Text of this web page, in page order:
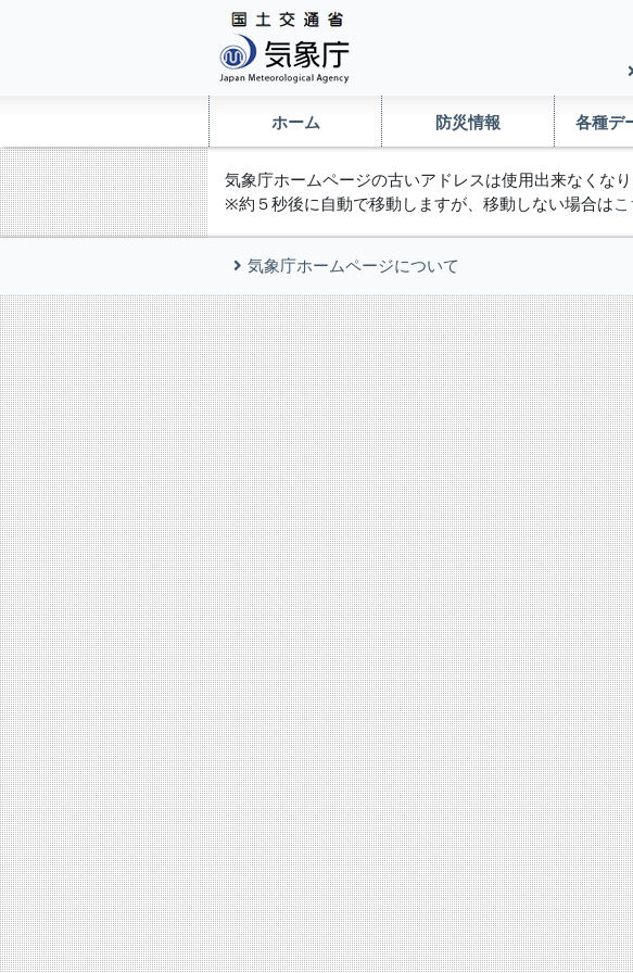
ホーム 防災情報 各種デ
気象庁ホームページの古いアドレスは使用出来なくなり
※約５秒後に自動で移動しますが、移動しない場合は
気象庁ホームページについて